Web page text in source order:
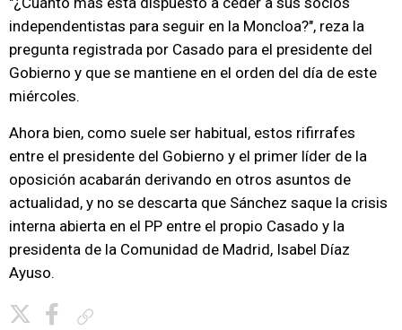
independentistas para seguir en la Moncloa?", reza la
pregunta registrada por Casado para el presidente del
Gobierno y que se mantiene en el orden del día de este
miércoles.
Ahora bien, como suele ser habitual, estos rifirrafes
entre el presidente del Gobierno y el primer líder de la
oposición acabarán derivando en otros asuntos de
actualidad, y no se descarta que Sánchez saque la crisis
interna abierta en el PP entre el propio Casado y la
presidenta de la Comunidad de Madrid, Isabel Díaz
Ayuso.